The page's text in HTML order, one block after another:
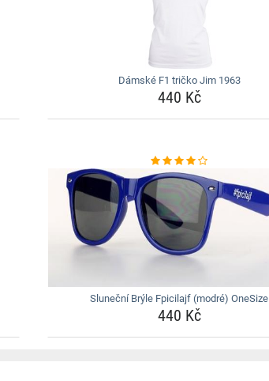
Dámské F1 tričko Jim 1963
440 Kč
Sluneční Brýle Fpicilajf (modré) OneSize
440 Kč